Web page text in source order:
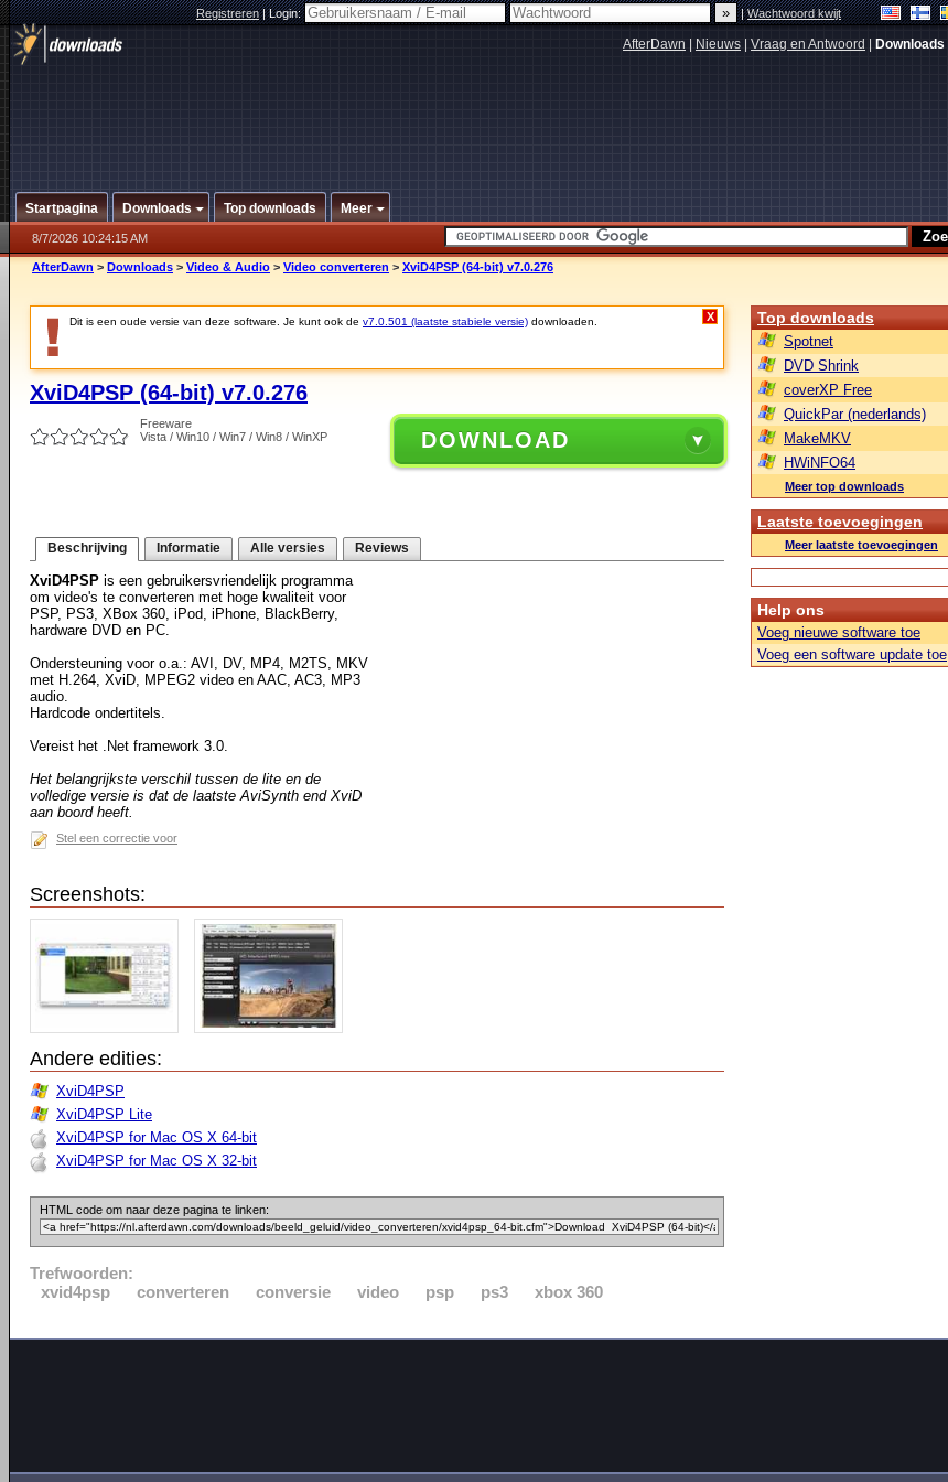
Registreren|Login: |Wachtwoord kwijt
AfterDawn Nieuws Vraag en Antwoord Downloads
Startpagina Downloads Top downloads Meer
8/7/2026 10:24:15 AM
AfterDawn > Downloads > Video & Audio > Video converteren > XviD4PSP (64-bit) v7.0.276
Dit is een oude versie van deze software. Je kunt ook de v7.0.501 (laatste stabiele versie) downloaden. X
XviD4PSP (64-bit) v7.0.276
Freeware
Vista / Win10 / Win7 / Win8 / WinXP
DOWNLOAD
Beschrijving Informatie Alle versies Reviews
XviD4PSP is een gebruikersvriendelijk programma
om video's te converteren met hoge kwaliteit voor
PSP, PS3, XBox 360, iPod, iPhone, BlackBerry,
hardware DVD en PC.
Ondersteuning voor o.a.: AVI, DV, MP4, M2TS, MKV
met H.264, XviD, MPEG2 video en AAC, AC3, MP3
audio.
Hardcode ondertitels.
Vereist het .Net framework 3.0.
Het belangrijkste verschil tussen de lite en de
volledige versie is dat de laatste AviSynth end XviD
aan boord heeft.
Stel een correctie voor
Screenshots:
Andere edities:
XviD4PSP
XviD4PSP Lite
XviD4PSP for Mac OS X 64-bit
XviD4PSP for Mac OS X 32-bit
HTML code om naar deze pagina te linken:
Trefwoorden:
xvid4psp
converteren conversie video psp ps3 xbox 360
Top downloads
Spotnet
DVD Shrink
coverXP Free
QuickPar (nederlands)
MakeMKV
HWiNFO64
Meer top downloads
Laatste toevoegingen
Meer laatste toevoegingen
Help ons
Voeg nieuwe software toe
Voeg een software update toe